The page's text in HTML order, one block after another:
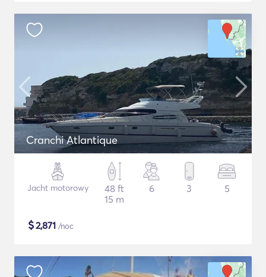
Cranchi Atlantique
Jacht motorowy
48 ft
15 m
6 3 5
$2,871 /noc